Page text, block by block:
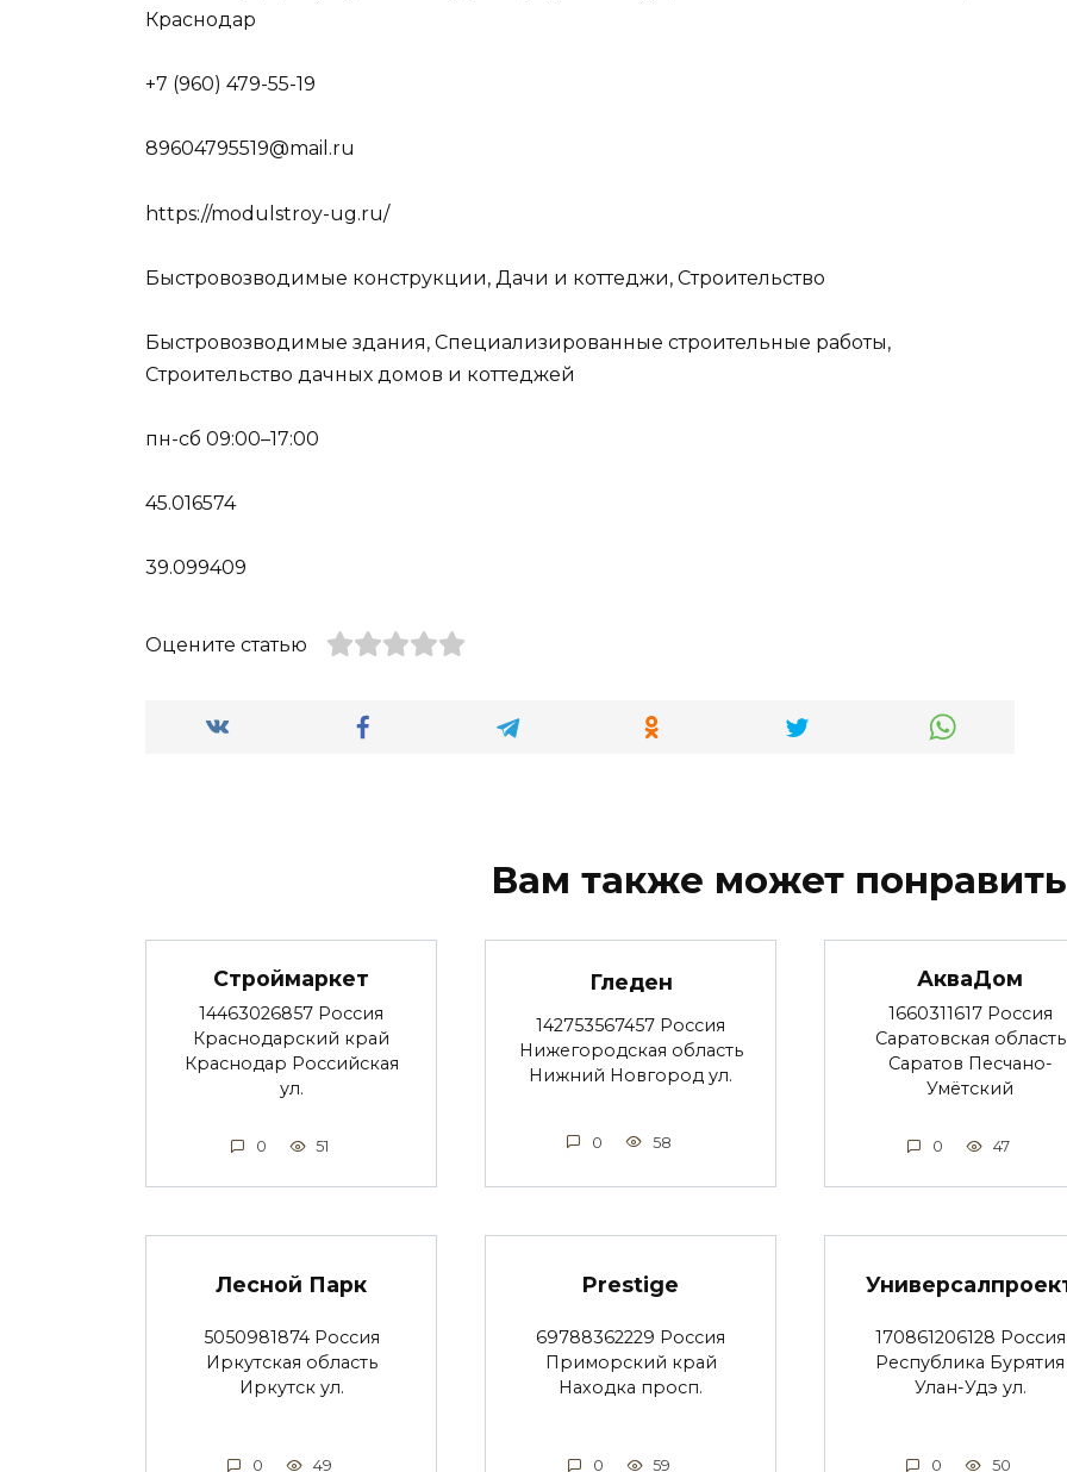
Краснодар
+7 (960) 479-55-19
89604795519@mail.ru
https://modulstroy-ug.ru/
Быстровозводимые конструкции, Дачи и коттеджи, Строительство
Быстровозводимые здания, Специализированные строительные работы,
Строительство дачных домов и коттеджей
пн-сб 09:00–17:00
45.016574
39.099409
Оцените статью
Вам также может
Строймаркет
14463026857 Россия
Краснодарский край
Краснодар Российская
ул.
0 51
Гледен
142753567457 Россия
Нижегородская область
Нижний Новгород ул.
0 58
АкваДом
1660311617 Россия
Саратовская область
Саратов Песчано-
Умётский
0 47
Лесной Парк
5050981874 Россия
Иркутская область
Иркутск ул.
0 49
Prestige
69788362229 Россия
Приморский край
Находка просп.
0 59
170861206128 Россия
Республика Бурятия
Улан-Удэ ул.
0 50